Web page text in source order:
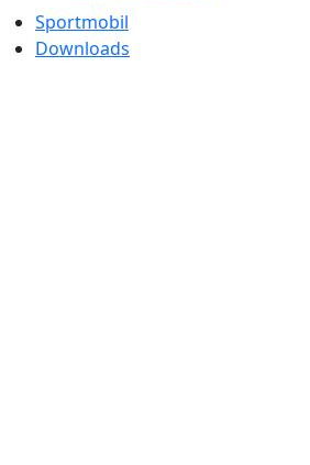
Sportmobil
Downloads